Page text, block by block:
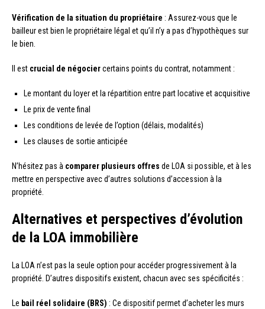
Vérification de la situation du propriétaire : Assurez-vous que le
bailleur est bien le propriétaire légal et qu’il n’y a pas d’hypothèques sur
le bien.
Il est crucial de négociercertains points du contrat, notamment :
Le montant du loyer et la répartition entre part locative et acquisitive
Le prix de vente final
Les conditions de levée de l’option (délais, modalités)
Les clauses de sortie anticipée
N’hésitez pas à comparer plusieurs offres de LOA si possible, et à les
mettre en perspective avec d’autres solutions d’accession à la
propriété.
Alternatives et perspectives d’évolution
de la LOA immobilière
La LOA n’est pas la seule option pour accéder progressivement à la
propriété. D’autres dispositifs existent, chacun avec ses spécificités :
Le bail réel solidaire (BRS) : Ce dispositif permet d’acheter les murs